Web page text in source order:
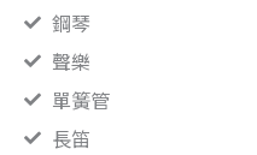
鋼琴
聲樂
單簧管
長笛